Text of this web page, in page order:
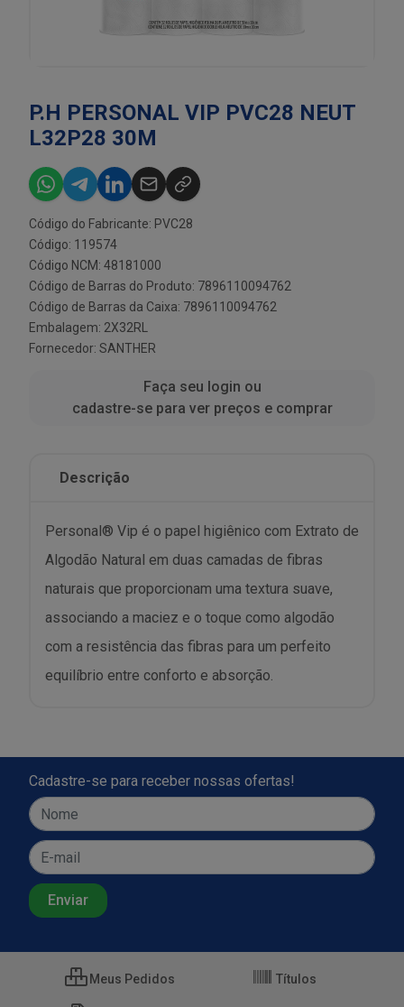
P.H PERSONAL VIP PVC28 NEUT
L32P28 30M
Código do Fabricante: PVC28
Código: 119574
Código NCM: 48181000
Código de Barras do Produto: 7896110094762
Código de Barras da Caixa: 7896110094762
Embalagem: 2X32RL
Fornecedor: SANTHER
Faça seu login ou
cadastre-se para ver preços e comprar
Descrição
Personal® Vip é o papel higiênico com Extrato de
Algodão Natural em duas camadas de fibras
naturais que proporcionam uma textura suave,
associando a maciez e o toque como algodão
com a resistência das fibras para um perfeito
equilíbrio entre conforto e absorção.
Cadastre-se para receber nossas ofertas!
Meus Pedidos Títulos